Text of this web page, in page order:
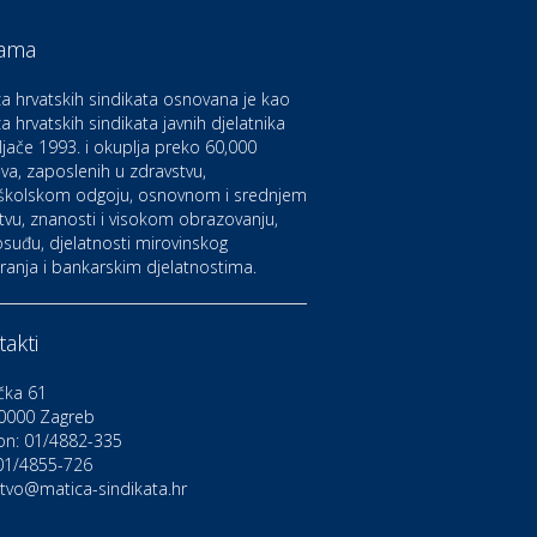
i edukacija
Kerempuh
i edukacija
ZKM
i osiguranje
osiguranje
hrvatskih sindikata osnovana je kao
hrvatskih sindikata javnih djelatnika
1993. i okuplja preko 60,000
zaposlenih u zdravstvu,
odgoju, osnovnom i srednjem
znanosti i visokom obrazovanju,
djelatnosti mirovinskog
i bankarskim djelatnostima.
61
Zagreb
01/4882-335
4855-726
sindikata.hr